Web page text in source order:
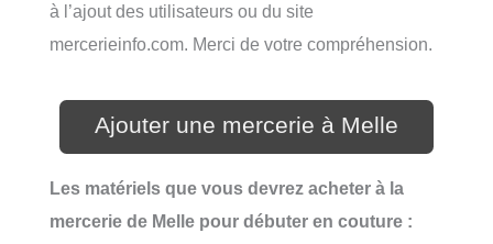
à l’ajout des utilisateurs ou du site
mercerieinfo.com. Merci de votre compréhension.
Ajouter une mercerie à Melle
Les matériels que vous devrez acheter à la
mercerie de Melle pour débuter en couture :